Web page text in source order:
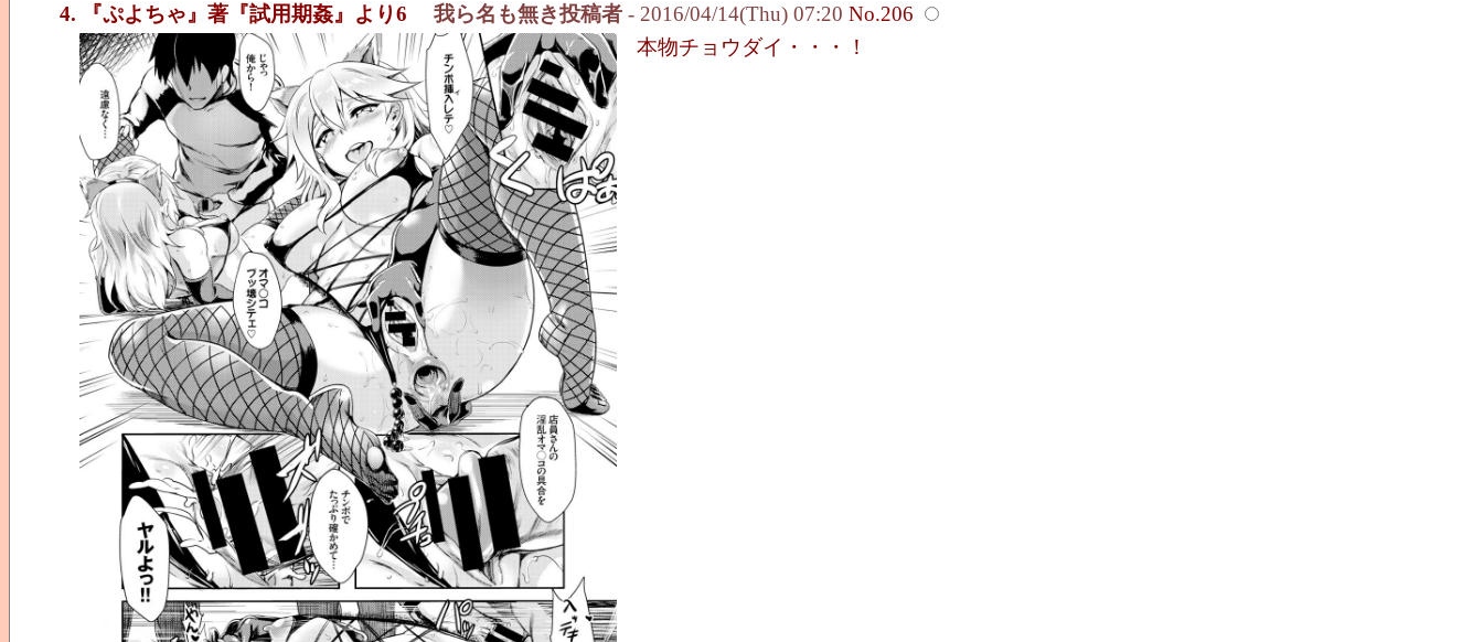
4. 『ぷよちゃ』著『試用期姦』より6 我ら名も無き投稿者 - 2016/04/14(Thu) 07:20 No.206
本物チョウダイ・・・！